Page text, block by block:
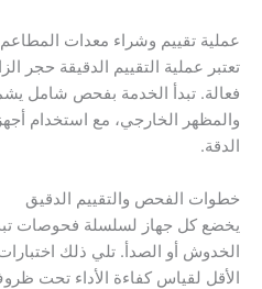
عملية تقييم وشراء معدات
تعتبر عملية التقييم الدقيقة حجر
فعالة. تبدأ الخدمة بفحص شامل
والمظهر الخارجي، مع استخدام
الدقة.
خطوات الفحص والتقييم الدقيق
يخضع كل جهاز لسلسلة فحوصات
الخدوش أو الصدأ. تلي ذلك
الأقل لقياس كفاءة الأداء تحت